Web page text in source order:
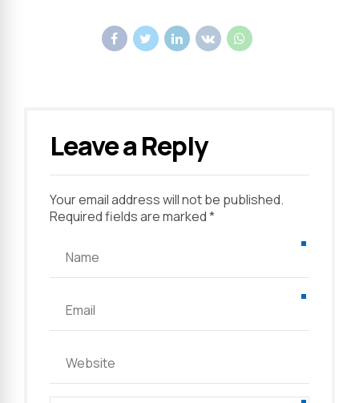
Leave a Reply
Your email address will not be published.
Required fields are marked *